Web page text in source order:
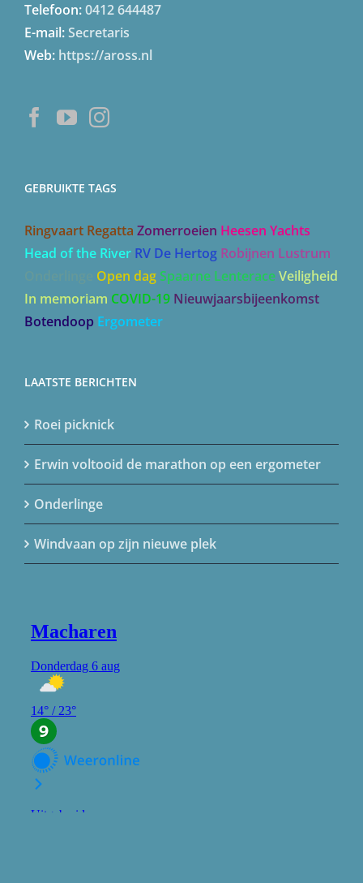
Telefoon:0412 644487
E-mail:Secretaris
Web: https://aross.nl
GEBRUIKTE TAGS
Ringvaart Regatta Zomerroeien Heesen Yachts
Head of the River RV De Hertog Robijnen Lustrum
Open dag Spaarne LenteraceVeiligheid
In memoriam COVID-19 Nieuwjaarsbijeenkomst
Botendoop Ergometer
LAATSTE BERICHTEN
Roei picknick
Erwin voltooid de marathon op een ergometer
Onderlinge
Windvaan op zijn nieuwe plek